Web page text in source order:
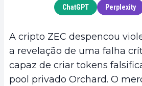
ChatGPT Perplexity
A cripto ZEC despencou
a revelação de uma falha
capaz de criar tokens
pool privado Orchard. O